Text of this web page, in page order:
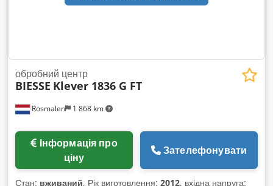
Rosmalen 1 868 km
обробний центр
BIESSE Klever 1836 G FT
ціну
Зателефонувати
Стан: вживаний, Рік виготовлення: 2012, вхідна напруга: